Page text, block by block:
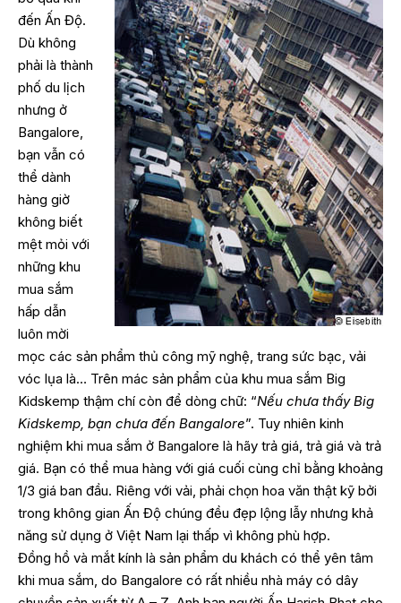
đến Ấn Độ.
Dù không
phải là thành
phố du lịch
nhưng ở
Bangalore,
bạn vẫn có
thể dành
hàng giờ
không biết
mệt mỏi với
những khu
mua sắm
hấp dẫn
luôn mời
mọc các sản phẩm thủ công mỹ nghệ, trang sức bạc, vải
vóc lụa là… Trên mác sản phẩm của khu mua sắm Big
Kidskemp thậm chí còn để dòng chữ: “Nếu chưa thấy Big
Kidskemp, bạn chưa đến Bangalore”. Tuy nhiên kinh
nghiệm khi mua sắm ở Bangalore là hãy trả giá, trả giá và trả
giá. Bạn có thể mua hàng với giá cuối cùng chỉ bằng khoảng
1/3 giá ban đầu. Riêng với vải, phải chọn hoa văn thật kỹ bởi
trong không gian Ấn Độ chúng đều đẹp lộng lẫy nhưng khả
năng sử dụng ở Việt Nam lại thấp vì không phù hợp.
Đồng hồ và mắt kính là sản phẩm du khách có thể yên tâm
khi mua sắm, do Bangalore có rất nhiều nhà máy có dây